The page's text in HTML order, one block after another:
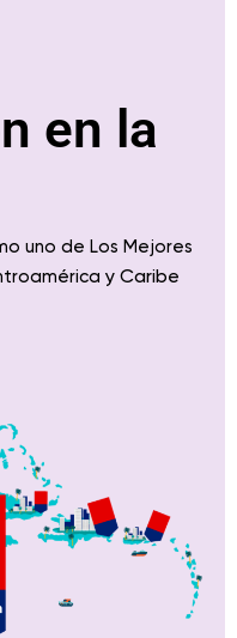
en la
uno de Los Mejores
y Caribe